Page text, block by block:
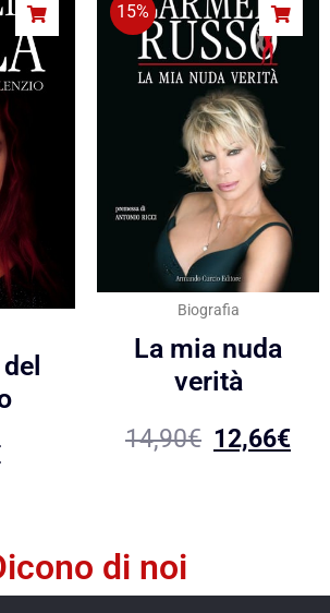
15%
Biografia
La mia nuda
verità
14,90€ 12,66€
di noi